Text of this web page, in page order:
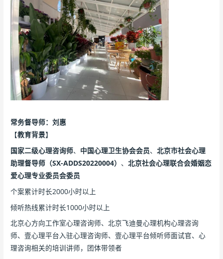
常务督导师：刘惠
【教育背景】
国家二级心理咨询师、 中国心理卫生协会会员、北京市社会心理
助理督导师（SX-ADDS20220004） 、北京社会心理联合会婚姻恋
爱心理专业委员会委员
个案累计时长2000小时以上
倾听热线累计时长1000小时以上
北京心方向工作室心理咨询师、北京飞迪曼心理机构心理咨询
师、壹心理平台入驻心理咨询师、壹心理平台倾听师面试官、心
理咨询相关的培训讲师，团体带领者